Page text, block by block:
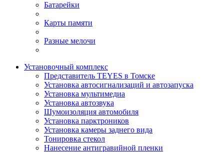
Батарейки
Карты памяти
Разные мелочи
Установочный комплекс
Представитель TEYES в Томске
Установка автосигнализаций и автозапуска
Установка мультимедиа
Установка автозвука
Шумоизоляция автомобиля
Установка парктроников
Установка камеры заднего вида
Тонировка стекол
Нанесение антигравийной пленки